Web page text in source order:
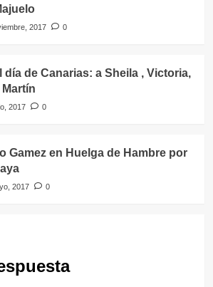
2017
0
día de Canarias: a Sheila , Victoria,
2017
0
Gamez en Huelga de Hambre por
2017 0